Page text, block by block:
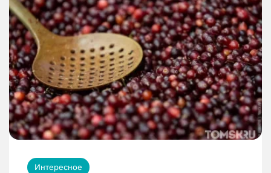
Интересное